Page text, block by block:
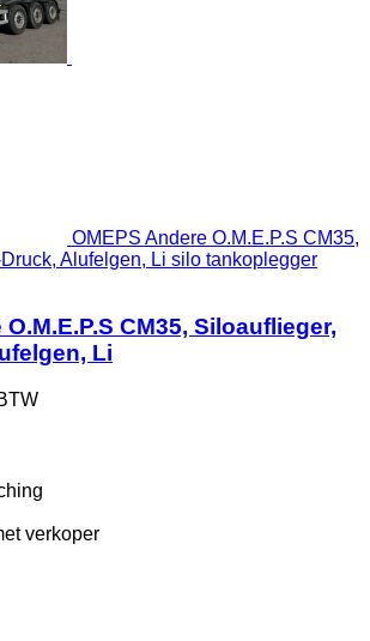
OMEPS Andere O.M.E.P.S CM35,
Alufelgen, Li silo tankoplegger
CM35, Siloauflieger,
Li
verkoper